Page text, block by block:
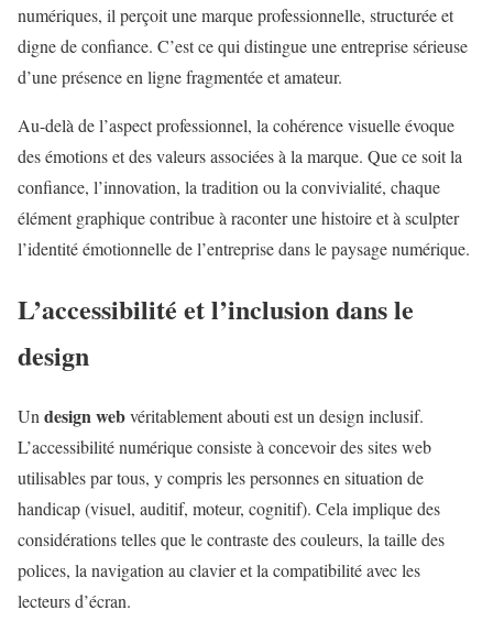
numériques, il perçoit une marque professionnelle, structurée et
digne de confiance. C’est ce qui distingue une entreprise sérieuse
d’une présence en ligne fragmentée et amateur.
Au-delà de l’aspect professionnel, la cohérence visuelle évoque
des émotions et des valeurs associées à la marque. Que ce soit la
confiance, l’innovation, la tradition ou la convivialité, chaque
élément graphique contribue à raconter une histoire et à sculpter
l’identité émotionnelle de l’entreprise dans le paysage numérique.
L’accessibilité et l’inclusion dans le
design
Un design webvéritablement abouti est un design inclusif.
L’accessibilité numérique consiste à concevoir des sites web
utilisables par tous, y compris les personnes en situation de
handicap (visuel, auditif, moteur, cognitif). Cela implique des
considérations telles que le contraste des couleurs, la taille des
polices, la navigation au clavier et la compatibilité avec les
lecteurs d’écran.